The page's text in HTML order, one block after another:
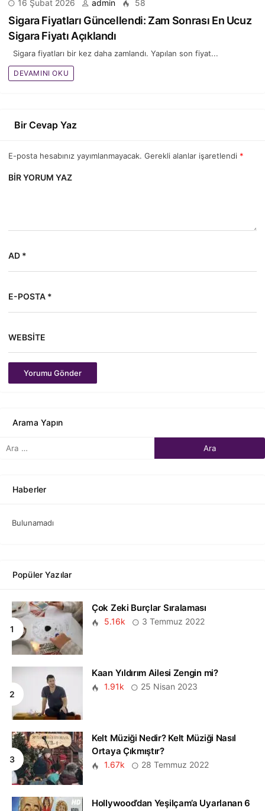
16 Şubat 2026 admin 58
Sigara Fiyatları Güncellendi: Zam Sonrası En Ucuz
Sigara Fiyatı Açıklandı
Sigara fiyatları bir kez daha zamlandı. Yapılan son fiyat...
DEVAMINI OKU
Bir Cevap Yaz
E-posta hesabınız yayımlanmayacak. Gerekli alanlar işaretlendi *
BIR YORUM YAZ
AD *
E-POSTA *
WEBSITE
Yorumu Gönder
Arama Yapın
Haberler
Bulunamadı
Popüler Yazılar
Çok Zeki Burçlar Sıralaması
5.16k 3 Temmuz 2022
Kaan Yıldırım Ailesi Zengin mi?
1.91k 25 Nisan 2023
Kelt Müziği Nedir? Kelt Müziği Nasıl
Ortaya Çıkmıştır?
1.67k 28 Temmuz 2022
Hollywood’dan Yeşilçam’a Uyarlanan 6